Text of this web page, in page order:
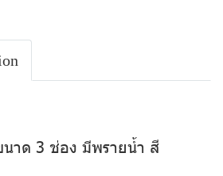
าด 3 ช่อง มีพรายน้ำ สี